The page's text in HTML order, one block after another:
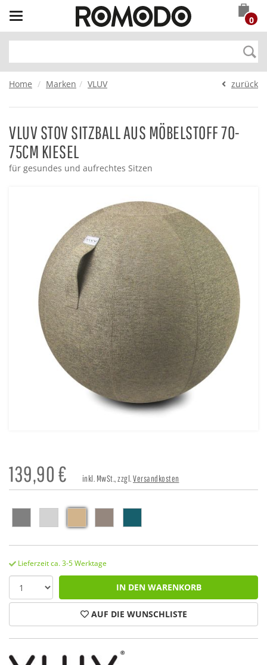
Toggle
navigation
0
Home Marken VLUV zurück
VLUV STOV SITZBALL AUS MÖBELSTOFF 70-
75CM KIESEL
für gesundes und aufrechtes Sitzen
139,90€ inkl. MwSt., zzgl.Versandkosten
Lieferzeit ca. 3-5 Werktage
IN DEN WARENKORB
AUF DIE WUNSCHLISTE